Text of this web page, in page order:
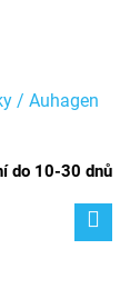
/ Auhagen
do 10-30 dnů